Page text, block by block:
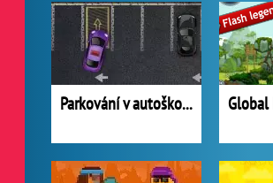
Parkování v autoškole Global